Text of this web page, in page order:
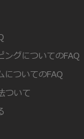
ングについてのFAQ
についてのFAQ
ついて